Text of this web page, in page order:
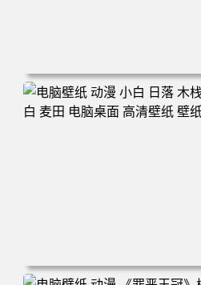
电脑壁纸 可爱动物 喵 喵星人 猫
纸 壁纸下载 壁纸大全
电脑壁纸 动漫 小白 日落 木栈道